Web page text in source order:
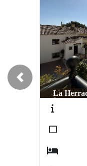
La
Previous